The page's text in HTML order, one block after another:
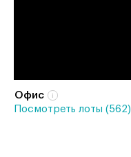
Офис
Посмотреть лоты (562)